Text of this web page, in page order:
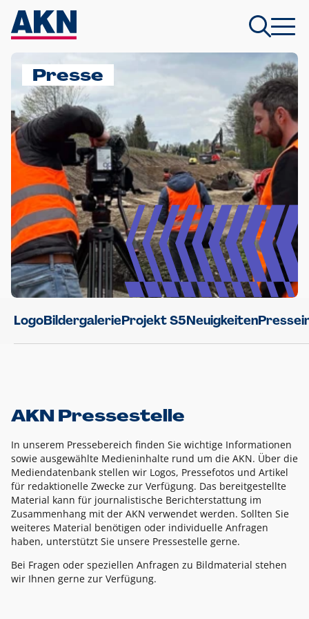
Presse
LogoBildergalerieProjekt S5Neuigkeiten
AKN Pressestelle
In unserem Pressebereich finden Sie wichtige Informationen
sowie ausgewählte Medieninhalte rund um die AKN. Über die
Mediendatenbank stellen wir Logos, Pressefotos und Artikel
für redaktionelle Zwecke zur Verfügung. Das bereitgestellte
Material kann für journalistische Berichterstattung im
Zusammenhang mit der AKN verwendet werden. Sollten Sie
weiteres Material benötigen oder individuelle Anfragen
haben, unterstützt Sie unsere Pressestelle gerne.
Bei Fragen oder speziellen Anfragen zu Bildmaterial stehen
wir Ihnen gerne zur Verfügung.